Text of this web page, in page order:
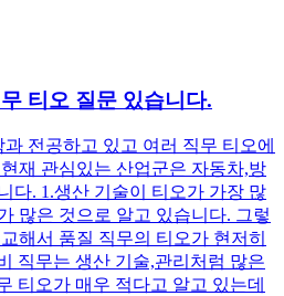
티오 질문 있습니다.
전공하고 있고 여러 직무 티오에
재 관심있는 산업군은 자동차,방
다. 1.생산 기술이 티오가 가장 많
많은 것으로 알고 있습니다. 그렇
해서 품질 직무의 티오가 현저히
직무는 생산 기술,관리처럼 많은
티오가 매우 적다고 알고 있는데